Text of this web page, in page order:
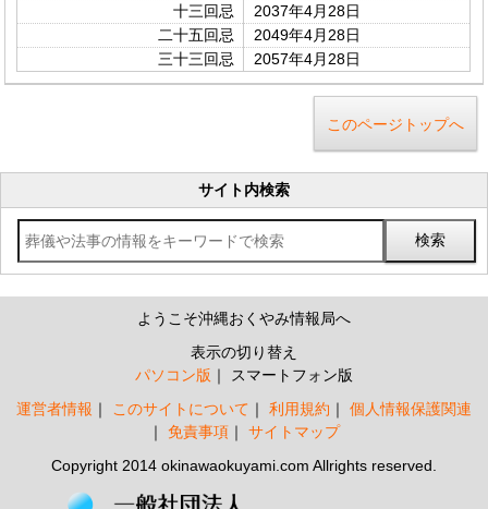
十三回忌
2037年4月28日
二十五回忌
2049年4月28日
三十三回忌
2057年4月28日
このページトップへ
サイト内検索
ようこそ沖縄おくやみ情報局へ
表示の切り替え
パソコン版
スマートフォン版
運営者情報
このサイトについて 利用規約
個人情報保護関連
免責事項
サイトマップ
Copyright 2014 okinawaokuyami.com Allrights reserved.